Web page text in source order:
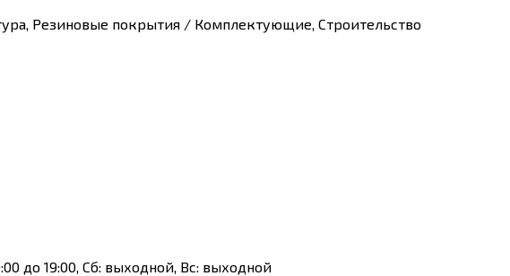
Резиновые покрытия / Комплектующие, Строительство
до 19:00, Сб: выходной, Вс: выходной